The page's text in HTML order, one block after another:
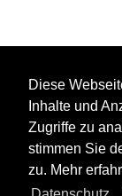
Diese
Inhalte und
Zugriffe zu
stimmen Sie
zu. Mehr